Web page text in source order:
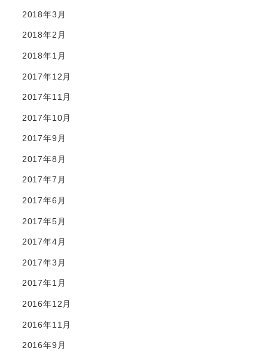
2018年3月
2018年2月
2018年1月
2017年12月
2017年11月
2017年10月
2017年9月
2017年8月
2017年7月
2017年6月
2017年5月
2017年4月
2017年3月
2017年1月
2016年12月
2016年11月
2016年9月